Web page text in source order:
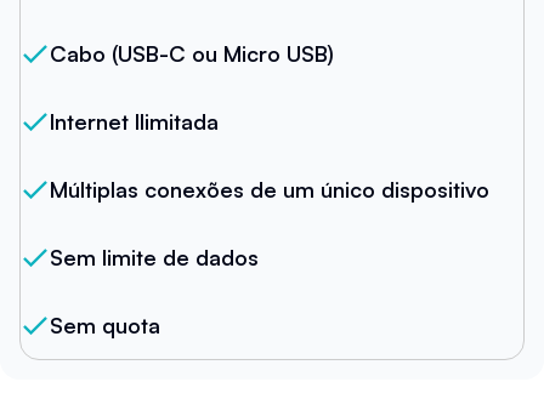
Cabo (USB-C ou Micro USB)
Internet Ilimitada
Múltiplas conexões de um único dispositivo
Sem limite de dados
Sem quota